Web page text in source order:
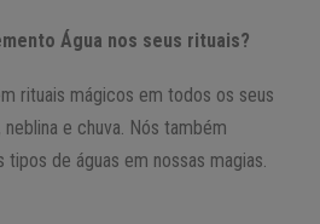
Água nos seus rituais?
rituais mágicos em todos os seus
e chuva. Nós também
de águas em nossas magias.